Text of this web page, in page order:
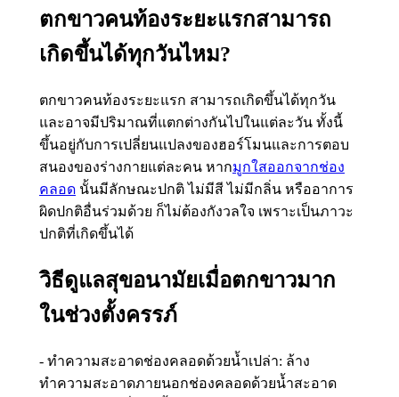
ตกขาวคนท้องระยะแรกสามารถ
เกิดขึ้นได้ทุกวันไหม?
ตกขาวคนท้องระยะแรก สามารถเกิดขึ้นได้ทุกวัน
และอาจมีปริมาณที่แตกต่างกันไปในแต่ละวัน ทั้งนี้
ขึ้นอยู่กับการเปลี่ยนแปลงของฮอร์โมนและการตอบ
สนองของร่างกายแต่ละคน หากมูกใสออกจากช่อง
คลอดนั้นมีลักษณะปกติ ไม่มีสี ไม่มีกลิ่น หรืออาการ
ผิดปกติอื่นร่วมด้วย ก็ไม่ต้องกังวลใจ เพราะเป็นภาวะ
ปกติที่เกิดขึ้นได้
วิธีดูแลสุขอนามัยเมื่อตกขาวมาก
ในช่วงตั้งครรภ์
- ทำความสะอาดช่องคลอดด้วยน้ำเปล่า: ล้าง
ทำความสะอาดภายนอกช่องคลอดด้วยน้ำสะอาด